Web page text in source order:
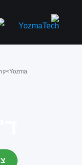
Yozma
>